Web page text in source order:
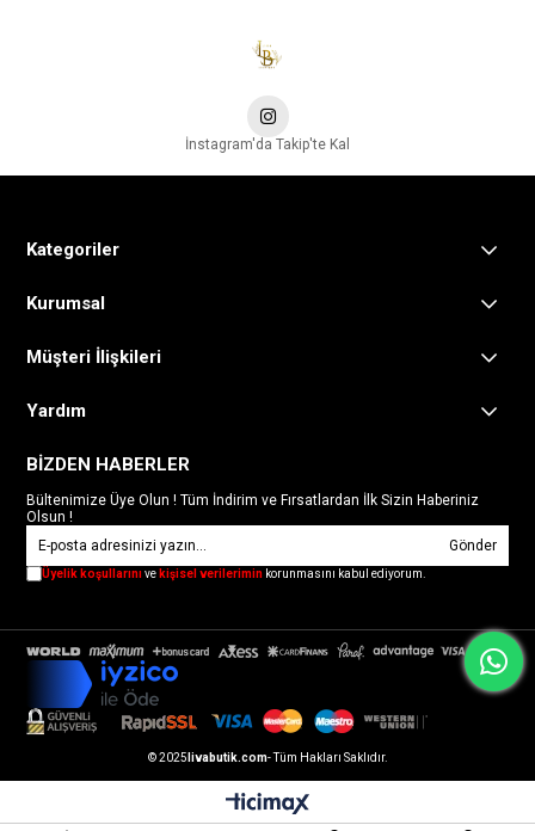
İnstagram'da Takip'te Kal
Kategoriler
Kurumsal
Müşteri İlişkileri
Yardım
BİZDEN HABERLER
Bültenimize Üye Olun ! Tüm İndirim ve Fırsatlardan İlk Sizin Haberiniz
Olsun !
Gönder
Üyelik koşullarınıve kişisel verilerimin korunmasını kabul ediyorum.
© 2025 livabutik.com- Tüm Hakları Saklıdır.